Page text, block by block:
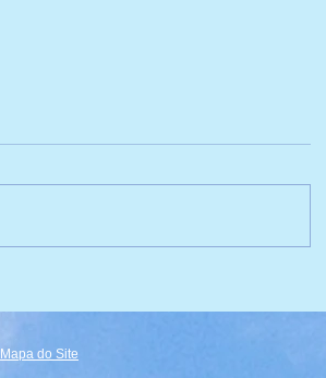
de Vôlei! 🏐
Mapa do Site